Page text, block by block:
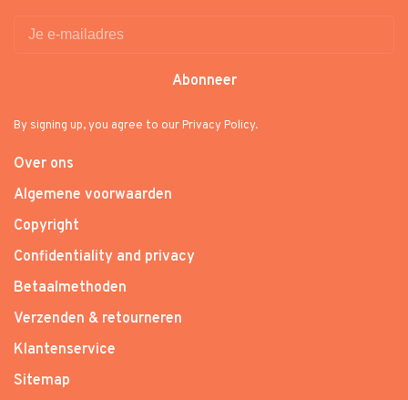
Abonneer
By signing up, you agree to our Privacy Policy.
Over ons
Algemene voorwaarden
Copyright
Confidentiality and privacy
Betaalmethoden
Verzenden & retourneren
Klantenservice
Sitemap